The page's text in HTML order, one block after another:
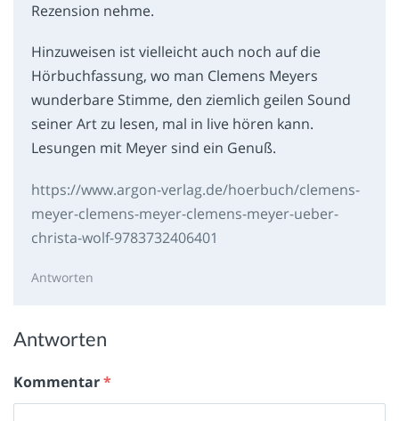
Rezension nehme.
Hinzuweisen ist vielleicht auch noch auf die
Hörbuchfassung, wo man Clemens Meyers
wunderbare Stimme, den ziemlich geilen Sound
seiner Art zu lesen, mal in live hören kann.
Lesungen mit Meyer sind ein Genuß.
https://www.argon-verlag.de/hoerbuch/clemens-
meyer-clemens-meyer-clemens-meyer-ueber-
christa-wolf-9783732406401
Antworten
Antworten
Kommentar*